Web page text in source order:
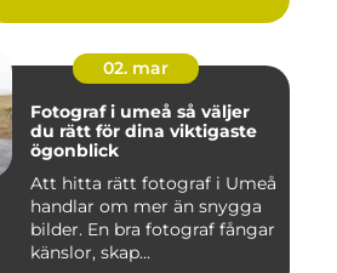
02. mar
Fotograf i umeå så väljer
du rätt för dina viktigaste
ögonblick
Att hitta rätt fotograf i Umeå
handlar om mer än snygga
bilder. En bra fotograf fångar
känslor, skap...